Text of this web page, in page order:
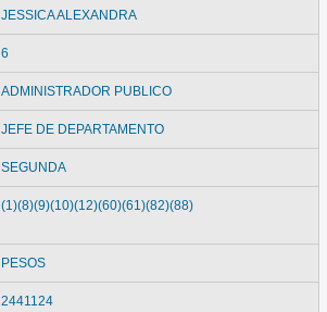
JESSICA ALEXANDRA
6
ADMINISTRADOR PUBLICO
JEFE DE DEPARTAMENTO
SEGUNDA
(1)(8)(9)(10)(12)(60)(61)(82)(88)
PESOS
2441124